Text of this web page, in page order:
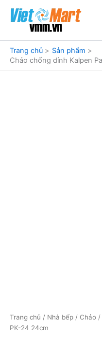
dung
Trang chủ
Sản phẩm
Chảo chống dính Kalpen
Trang chủ / Nhà bếp / Chảo /
PK-24 24cm